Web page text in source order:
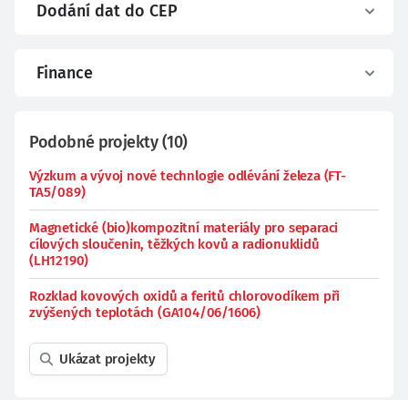
Dodání dat do CEP
Finance
Podobné projekty(10)
Výzkum a vývoj nové technlogie odlévání železa (FT-
TA5/089)
Magnetické (bio)kompozitní materiály pro separaci
cílových sloučenin, těžkých kovů a radionuklidů
(LH12190)
Rozklad kovových oxidů a feritů chlorovodíkem při
zvýšených teplotách (GA104/06/1606)
Ukázat projekty